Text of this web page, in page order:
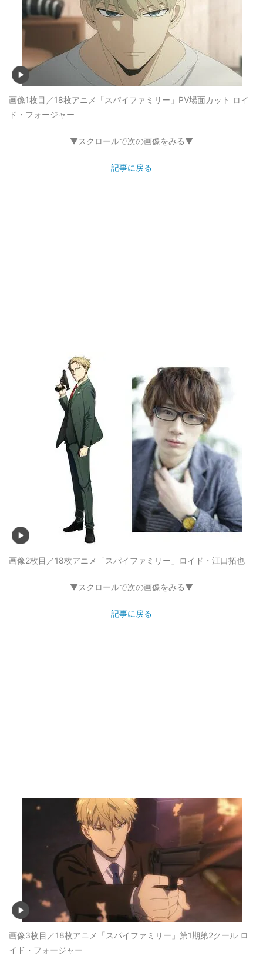
画像1枚目／18枚アニメ「スパイファミリー」PV場面カット ロイ
ド・フォージャー
▼スクロールで次の画像をみる▼
記事に戻る
画像2枚目／18枚アニメ「スパイファミリー」ロイド・江口拓也
▼スクロールで次の画像をみる▼
記事に戻る
画像3枚目／18枚アニメ「スパイファミリー」第1期第2クール ロ
イド・フォージャー